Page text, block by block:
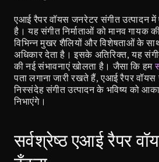
एआई रैपर वॉयस जनरेटर संगीत उत्पादन
है। यह संगीत निर्माताओं को मानव गायक
विभिन्न मुखर शैलियों और विशेषताओं के
अधिकार देता है। इसके अतिरिक्त, यह
की नई संभावनाएं खोलता है। जैसा कि हम
पता लगाना जारी रखते हैं, एआई रैपर
निस्संदेह संगीत उत्पादन के भविष्य को
निभाएंगे।
सर्वश्रेष्ठ एआई रैपर